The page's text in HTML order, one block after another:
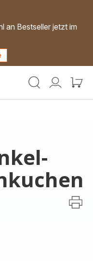
an Bestseller jetzt im
Mein
Mein